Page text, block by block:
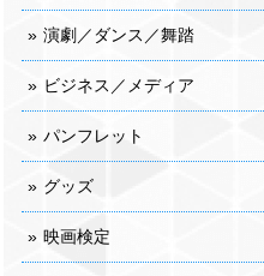
演劇／ダンス／舞踏
ビジネス／メディア
パンフレット
グッズ
映画検定